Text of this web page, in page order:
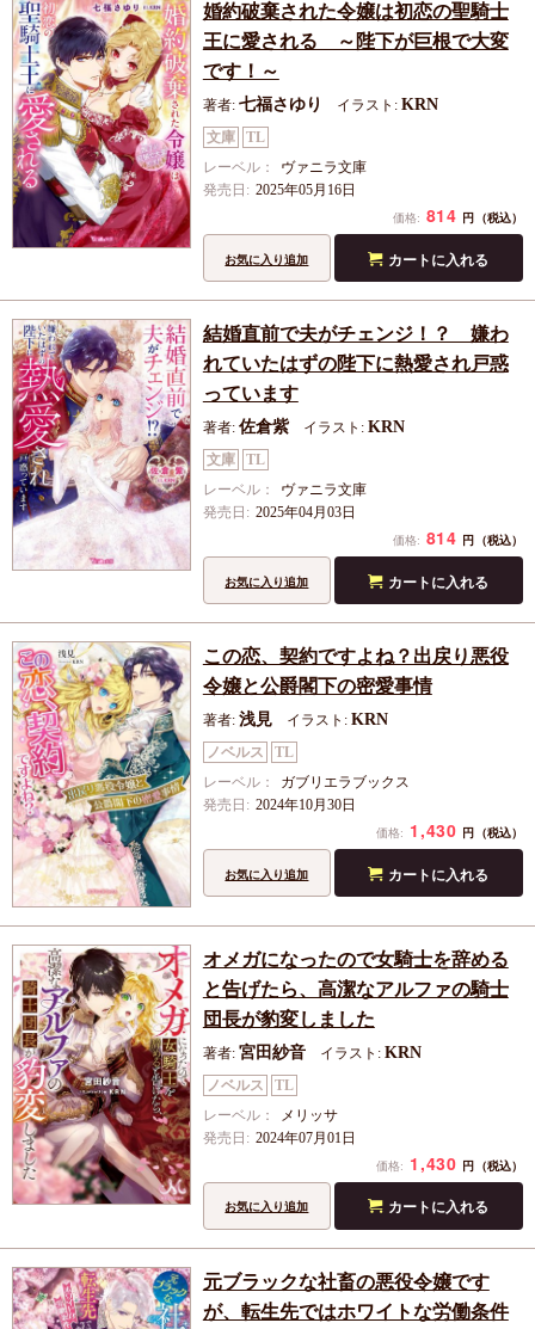
婚約破棄された令嬢は初恋の聖騎士
王に愛される ～陛下が巨根で大変
です！～
著者: 七福さゆり イラスト: KRN
文庫
TL
レーベル：
ヴァニラ文庫
発売日: 2025年05月16日
価格: 814 円 （税込）
カートに入れる
お気に入り追加
結婚直前で夫がチェンジ！？ 嫌わ
れていたはずの陛下に熱愛され戸惑
っています
著者: 佐倉紫 イラスト: KRN
文庫
TL
レーベル：
ヴァニラ文庫
発売日: 2025年04月03日
価格: 814 円 （税込）
カートに入れる
お気に入り追加
この恋、契約ですよね？出戻り悪役
令嬢と公爵閣下の密愛事情
著者: 浅見 イラスト: KRN
ノベルス
TL
レーベル：
ガブリエラブックス
発売日: 2024年10月30日
価格: 1,430 円 （税込）
カートに入れる
お気に入り追加
オメガになったので女騎士を辞める
と告げたら、高潔なアルファの騎士
団長が豹変しました
著者: 宮田紗音 イラスト: KRN
ノベルス
TL
レーベル：
メリッサ
発売日: 2024年07月01日
価格: 1,430 円 （税込）
カートに入れる
お気に入り追加
元ブラックな社畜の悪役令嬢です
が、転生先ではホワイトな労働条件